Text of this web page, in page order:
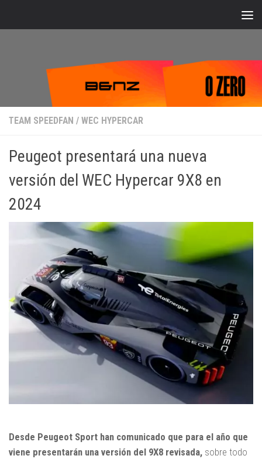
TEAM SPEEDFAN / WEC HYPERCAR
Peugeot presentará una nueva
versión del WEC Hypercar 9X8 en
2024
Desde Peugeot Sport han comunicado que para el año que
viene presentarán una versión del 9X8 revisada, sobre todo